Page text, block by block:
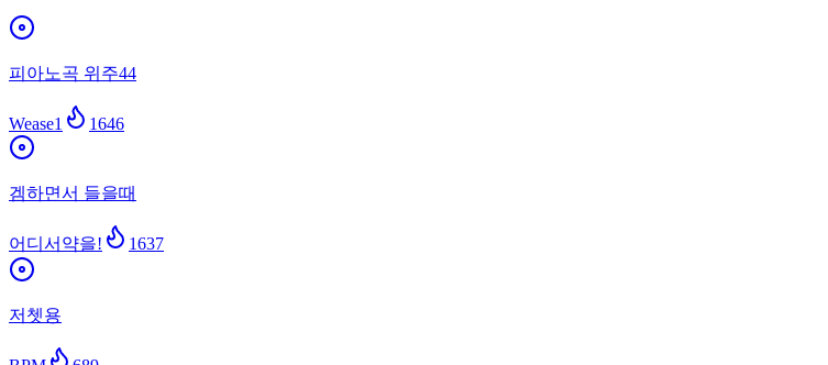
피아노곡 위주44
Wease1 1646
겜하면서 들을때
어디서약을! 1637
저쳇용